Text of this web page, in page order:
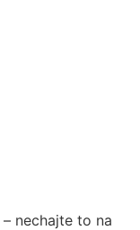
– nechajte to na